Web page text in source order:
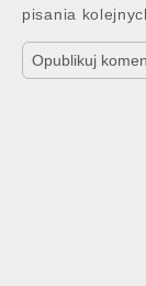
pisania